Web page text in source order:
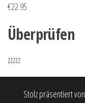
€22.95
Überprüfen
zzzzz
Stolz präsentiert von